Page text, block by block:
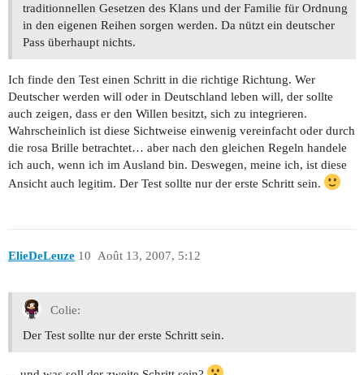
traditionnellen Gesetzen des Klans und der Familie für Ordnung
in den eigenen Reihen sorgen werden. Da nützt ein deutscher
Pass überhaupt nichts.
Ich finde den Test einen Schritt in die richtige Richtung. Wer
Deutscher werden will oder in Deutschland leben will, der sollte
auch zeigen, dass er den Willen besitzt, sich zu integrieren.
Wahrscheinlich ist diese Sichtweise einwenig vereinfacht oder durch
die rosa Brille betrachtet… aber nach den gleichen Regeln handele
ich auch, wenn ich im Ausland bin. Deswegen, meine ich, ist diese
Ansicht auch legitim. Der Test sollte nur der erste Schritt sein.
ElieDeLeuze Août 13, 2007, 5:12
10
Colie:
Der Test sollte nur der erste Schritt sein.